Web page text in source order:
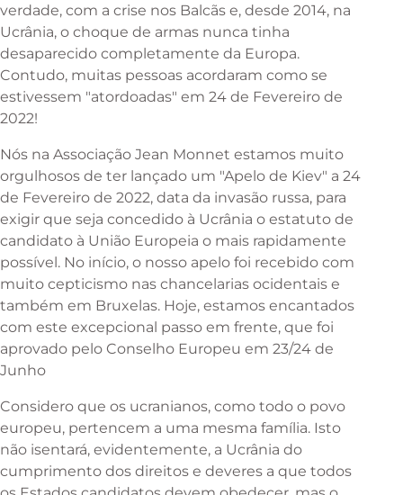
verdade, com a crise nos Balcãs e, desde 2014, na
Ucrânia, o choque de armas nunca tinha
desaparecido completamente da Europa.
Contudo, muitas pessoas acordaram como se
estivessem "atordoadas" em 24 de Fevereiro de
2022!
Nós na Associação Jean Monnet estamos muito
orgulhosos de ter lançado um "Apelo de Kiev" a 24
de Fevereiro de 2022, data da invasão russa, para
exigir que seja concedido à Ucrânia o estatuto de
candidato à União Europeia o mais rapidamente
possível. No início, o nosso apelo foi recebido com
muito cepticismo nas chancelarias ocidentais e
também em Bruxelas. Hoje, estamos encantados
com este excepcional passo em frente, que foi
aprovado pelo Conselho Europeu em 23/24 de
Junho
Considero que os ucranianos, como todo o povo
europeu, pertencem a uma mesma família. Isto
não isentará, evidentemente, a Ucrânia do
cumprimento dos direitos e deveres a que todos